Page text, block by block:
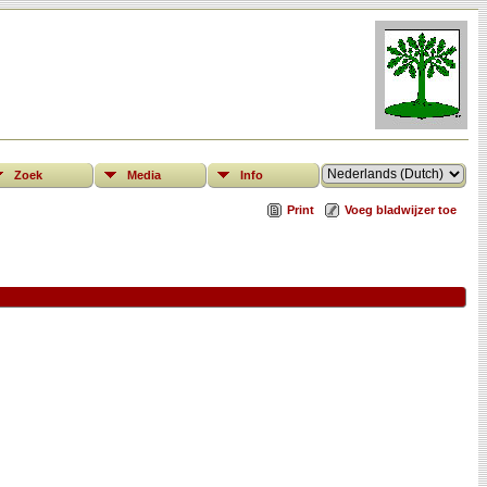
Zoek Media Info
Print Voeg bladwijzer toe